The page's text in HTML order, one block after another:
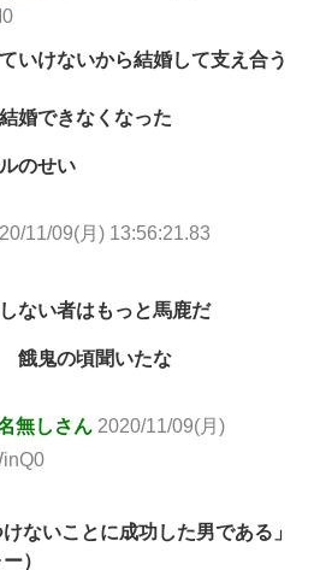
いけないから結婚して支え合う
婚できなくなった
のせい
11/09(月) 13:56:21.83
ない者はもっと馬鹿だ
餓鬼の頃聞いたな
無しさん 2020/11/09(月)
ないことに成功した男である」
）